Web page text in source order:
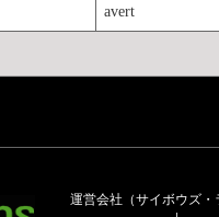
avert
運営会社（サイボウズ・